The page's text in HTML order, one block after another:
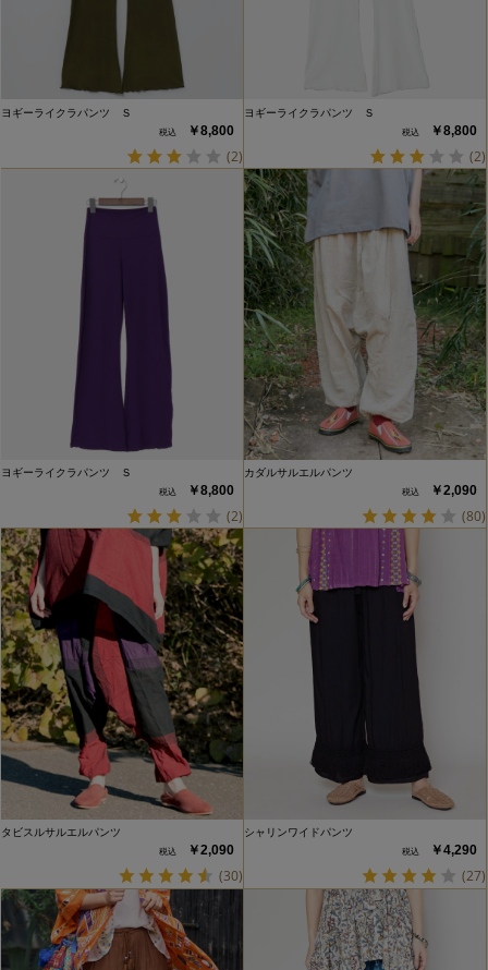
ヨギーライクラパンツ Ｓ
￥8,800
(2)
ヨギーライクラパンツ Ｓ
￥8,800
(2)
ヨギーライクラパンツ Ｓ
￥8,800
(2)
カダルサルエルパンツ
￥2,090
(80)
タビスルサルエルパンツ
￥2,090
(30)
シャリンワイドパンツ
￥4,290
(27)